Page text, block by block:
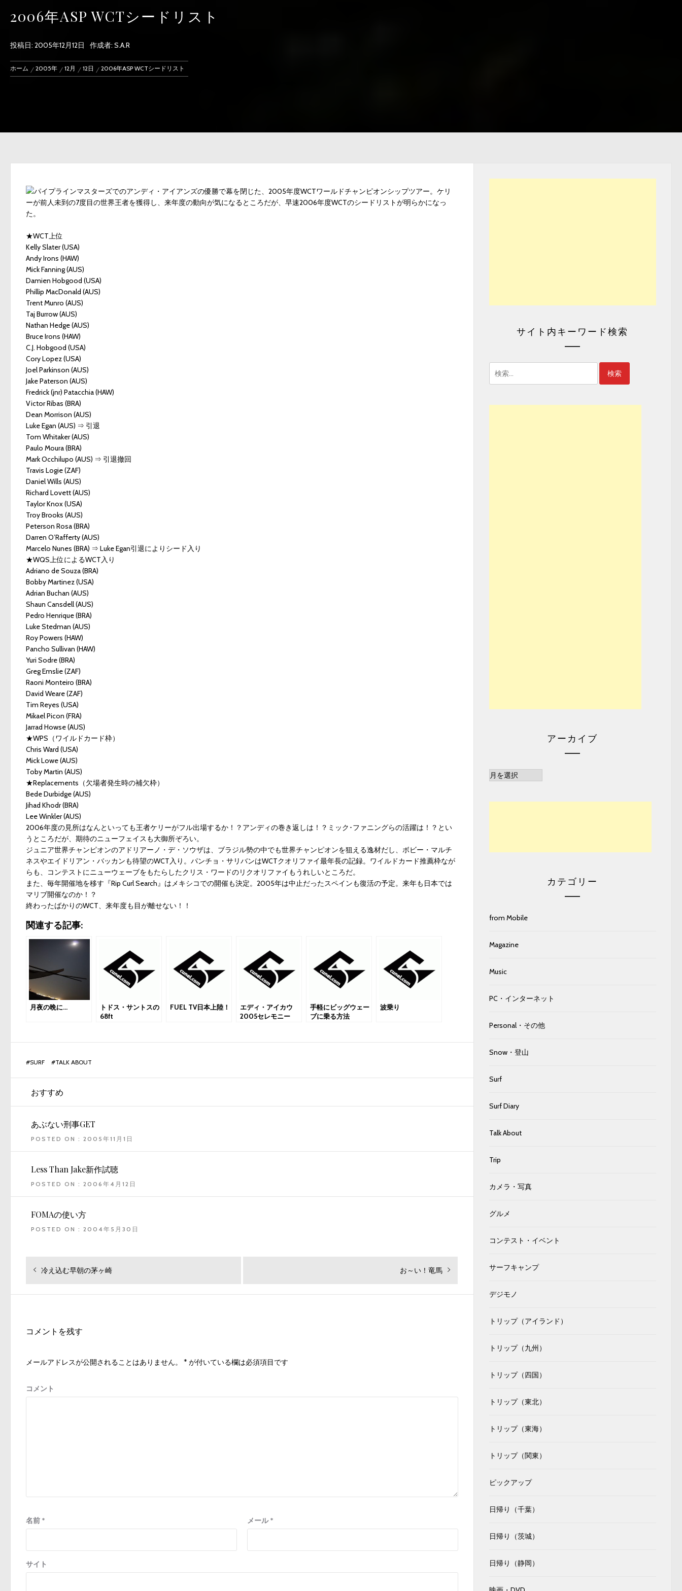
2006年ASP WCTシードリスト
投稿日: 2005年12月12日 作成者: S.A.R
ホーム 2005年 12月 12日 2006年ASP WCTシードリスト
パイプラインマスターズでのアンディ・アイアンズの優勝で幕を閉じた、2005年度WCTワールドチャンピオンシップツアー。ケリ
ーが前人未到の7度目の世界王者を獲得し、来年度の動向が気になるところだが、早速2006年度WCTのシードリストが明らかになっ
た。
★WCT上位
Kelly Slater (USA)
Andy Irons (HAW)
Mick Fanning (AUS)
Damien Hobgood (USA)
Phillip MacDonald (AUS)
Trent Munro (AUS)
Taj Burrow (AUS)
Nathan Hedge (AUS)
Bruce Irons (HAW)
C.J. Hobgood (USA)
Cory Lopez (USA)
Joel Parkinson (AUS)
Jake Paterson (AUS)
Fredrick (jnr) Patacchia (HAW)
Victor Ribas (BRA)
Dean Morrison (AUS)
Luke Egan (AUS) ⇒ 引退
Tom Whitaker (AUS)
Paulo Moura (BRA)
Mark Occhilupo (AUS) ⇒ 引退撤回
Travis Logie (ZAF)
Daniel Wills (AUS)
Richard Lovett (AUS)
Taylor Knox (USA)
Troy Brooks (AUS)
Peterson Rosa (BRA)
Darren O’Rafferty (AUS)
Marcelo Nunes (BRA) ⇒ Luke Egan引退によりシード入り
★WQS上位によるWCT入り
Adriano de Souza (BRA)
Bobby Martinez (USA)
Adrian Buchan (AUS)
Shaun Cansdell (AUS)
Pedro Henrique (BRA)
Luke Stedman (AUS)
Roy Powers (HAW)
Pancho Sullivan (HAW)
Yuri Sodre (BRA)
Greg Emslie (ZAF)
Raoni Monteiro (BRA)
David Weare (ZAF)
Tim Reyes (USA)
Mikael Picon (FRA)
Jarrad Howse (AUS)
★WPS（ワイルドカード枠）
Chris Ward (USA)
Mick Lowe (AUS)
Toby Martin (AUS)
★Replacements（欠場者発生時の補欠枠）
Bede Durbidge (AUS)
Jihad Khodr (BRA)
Lee Winkler (AUS)
2006年度の見所はなんといっても王者ケリーがフル出場するか！？アンディの巻き返しは！？ミック･ファニングらの活躍は！？とい
うところだが、期待のニューフェイスも大御所ぞろい。
ジュニア世界チャンピオンのアドリアーノ・デ・ソウザは、ブラジル勢の中でも世界チャンピオンを狙える逸材だし、ボビー・マルチ
ネスやエイドリアン・バッカンも待望のWCT入り。パンチョ・サリバンはWCTクオリファイ最年長の記録。ワイルドカード推薦枠なが
らも、コンテストにニューウェーブをもたらしたクリス・ワードのリクオリファイもうれしいところだ。
また、毎年開催地を移す『Rip Curl Search』はメキシコでの開催も決定。2005年は中止だったスペインも復活の予定。来年も日本では
マリブ開催なのか！？
終わったばかりのWCT、来年度も目が離せない！！
関連する記事:
月夜の晩に…
トドス・サントスの
68ft
FUEL TV日本上陸！
エディ・アイカウ
2005セレモニー
手軽にビッグウェー
ブに乗る方法
波乗り
#SURF #TALK ABOUT
おすすめ
あぶない刑事GET
POSTED ON : 2005年11月1日
Less Than Jake新作試聴
POSTED ON : 2006年4月12日
FOMAの使い方
POSTED ON : 2004年5月30日
投
ゲ
シ
ン
過
の
冷え込む早朝の茅ヶ崎
次
投
お～い！竜馬
コメントを残す
メールアドレスが公開されることはありません。 * が付いている欄は必須項目です
コメント
名前 * メール*
サイト
サイト内キーワード検索
検
索:
アーカイブ
ア
カテゴリー
from Mobile
Magazine
Music
PC・インターネット
Personal・その他
Snow・登山
Surf
Surf Diary
Talk About
Trip
カメラ・写真
グルメ
コンテスト・イベント
サーフキャンプ
デジモノ
トリップ（アイランド）
トリップ（九州）
トリップ（四国）
トリップ（東北）
トリップ（東海）
トリップ（関東）
ピックアップ
日帰り（千葉）
日帰り（茨城）
日帰り（静岡）